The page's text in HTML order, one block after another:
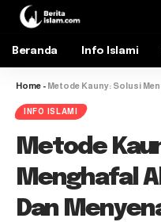
Beranda Info Islami
Home - Metode Kauny: Solusi
INFO ISLAMI
Metode
Menghafal
Dan